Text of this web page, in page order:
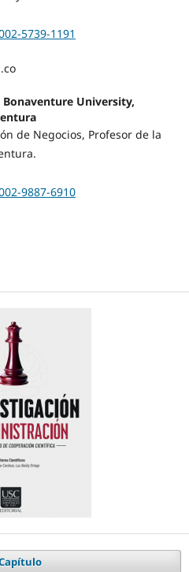
5739-1191
Bonaventure University,
de Negocios, Profesor de la
9887-6910